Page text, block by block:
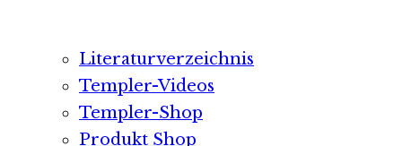
Literaturverzeichnis
Templer-Videos
Templer-Shop
Produkt Shop